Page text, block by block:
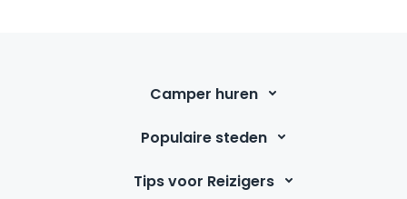
Camper huren
Populaire steden
Tips voor Reizigers